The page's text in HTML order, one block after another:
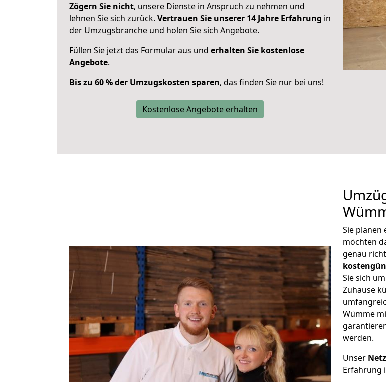
Zögern Sie nicht, unsere Dienste in Anspruch zu nehmen und
lehnen Sie sich zurück. Vertrauen Sie unserer 14 Jahre Erfahrung in
der Umzugsbranche und holen Sie sich Angebote.
Füllen Sie jetzt das Formular aus und erhalten Sie kostenlose
Angebote.
Bis zu 60 % der Umzugskosten sparen, das finden Sie nur bei uns!
Kostenlose Angebote erhalten
Sie planen
möchten
genau
Sie sich
Zuhause
Wümme
werden.
Unser
Erfahrung